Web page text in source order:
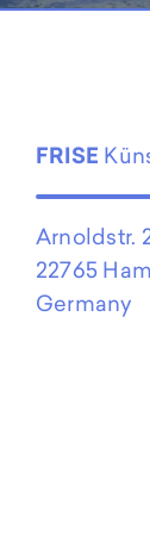
FRISE
Arnoldstr.
22765
Germany